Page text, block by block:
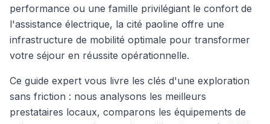
performance ou une famille privilégiant le confort de
l'assistance électrique, la cité paoline offre une
infrastructure de mobilité optimale pour transformer
votre séjour en réussite opérationnelle.
Ce guide expert vous livre les clés d'une exploration
sans friction : nous analysons les meilleurs
prestataires locaux, comparons les équipements de